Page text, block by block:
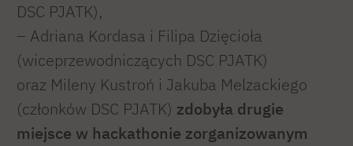
DSC PJATK),
– Adriana Kordasa i Filipa Dzięcioła
(wiceprzewodniczących DSC PJATK)
oraz Mileny Kustroń i Jakuba Melzackiego
(członków DSC PJATK) zdobyła drugie
miejsce w hackathonie zorganizowanym